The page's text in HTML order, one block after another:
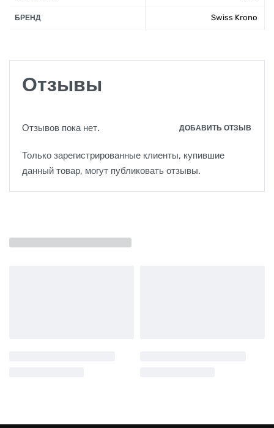
БРЕНД Swiss Krono
Отзывы
Отзывов пока нет. ДОБАВИТЬ ОТЗЫВ
Только зарегистрированные клиенты, купившие
данный товар, могут публиковать отзывы.